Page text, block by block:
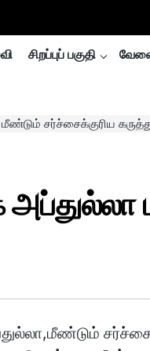
சிறப்புப் பகுதி
சர்ச்சைக்குரிய